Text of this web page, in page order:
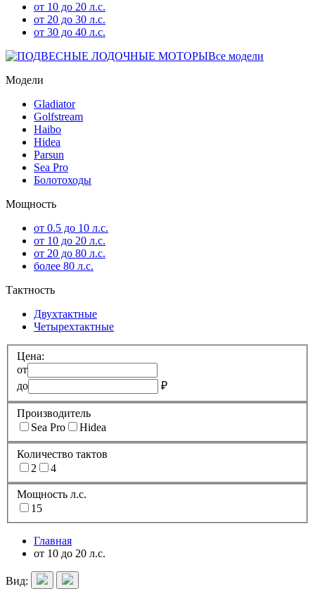
от 10 до 20 л.с.
от 20 до 30 л.с.
от 30 до 40 л.с.
Все модели
Модели
Gladiator
Golfstream
Haibo
Hidea
Parsun
Sea Pro
Болотоходы
Мощность
от 0.5 до 10 л.с.
от 10 до 20 л.с.
от 20 до 80 л.с.
более 80 л.с.
Тактность
Двухтактные
Четырехтактные
Цена:
от
до
₽
Производитель
Sea Pro
Hidea
Количество тактов
2
4
Мощность л.с.
15
Главная
от 10 до 20 л.с.
Вид: